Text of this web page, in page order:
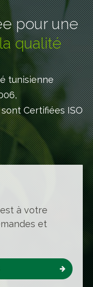
pour une
qualité
tunisienne
Certifiées ISO
à votre
et